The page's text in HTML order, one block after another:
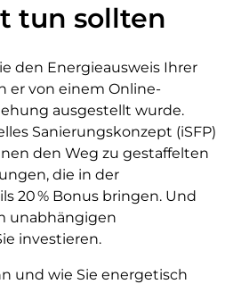
tun sollten
den Energieausweis Ihrer
er von einem Online-
ausgestellt wurde.
Sanierungskonzept (iSFP)
den Weg zu gestaffelten
die in der
20 % Bonus bringen. Und
unabhängigen
investieren.
und wie Sie energetisch